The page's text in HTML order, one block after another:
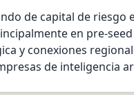
de capital de
en pre-
y conexiones
de inteligencia